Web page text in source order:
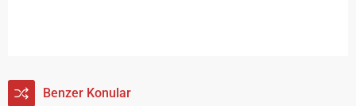
Benzer Konular